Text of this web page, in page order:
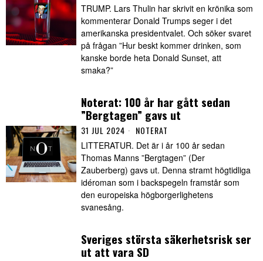
TRUMP. Lars Thulin har skrivit en krönika som
kommenterar Donald Trumps seger i det
amerikanska presidentvalet. Och söker svaret
på frågan ”Hur beskt kommer drinken, som
kanske borde heta Donald Sunset, att
smaka?”
Noterat: 100 år har gått sedan
”Bergtagen” gavs ut
31 JUL 2024 NOTERAT
LITTERATUR. Det är i år 100 år sedan
Thomas Manns ”Bergtagen” (Der
Zauberberg) gavs ut. Denna stramt högtidliga
idéroman som i backspegeln framstår som
den europeiska högborgerlighetens
svanesång.
Sveriges största säkerhetsrisk ser
ut att vara SD